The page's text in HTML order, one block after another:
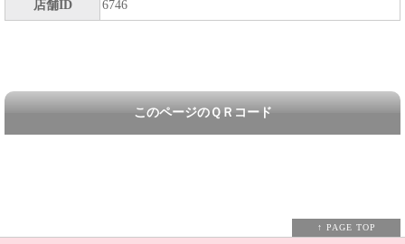
店舗ID 6746
このページのＱＲコード
↑ PAGE TOP